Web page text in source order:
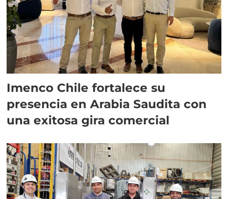
Imenco Chile fortalece su
presencia en Arabia Saudita con
una exitosa gira comercial